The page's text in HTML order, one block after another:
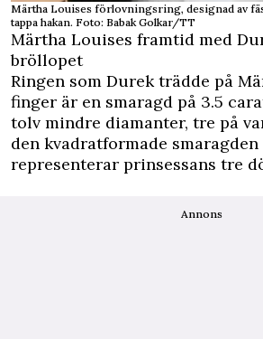
Märtha Louises förlovningsring, designad av
tappa hakan. Foto: Babak Golkar/TT
Märtha Louises framtid med
bröllopet
Ringen som Durek trädde på
finger är en smaragd på 3.5
tolv mindre diamanter, tre på
den kvadratformade
representerar prinsessans tre
Annons